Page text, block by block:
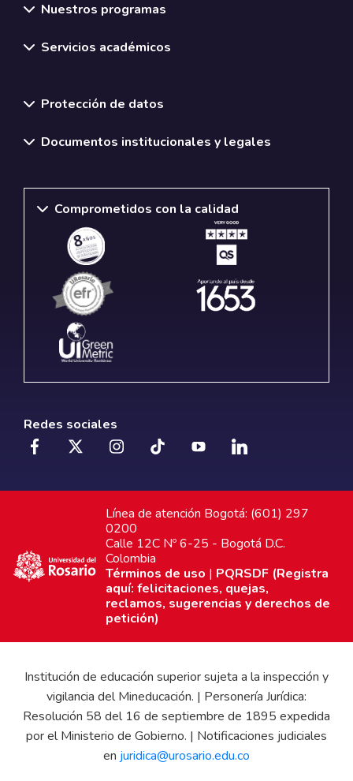
Nuestros programas
Servicios académicos
Protección de datos
Documentos institucionales y legales
Comprometidos con la calidad
Redes sociales
Línea de atención Bogotá: (601) 297
0200
Calle 12C Nº 6-25 - Bogotá D.C.
Colombia
Términos de uso | PQRSDF (Registra
aquí: felicitaciones, quejas,
reclamos, sugerencias y derechos de
petición)
Institución de educación superior sujeta a la inspección y
vigilancia del Mineducación. | Personería Jurídica:
Resolución 58 del 16 de septiembre de 1895 expedida
por el Ministerio de Gobierno. | Notificaciones judiciales
en juridica@urosario.edu.co